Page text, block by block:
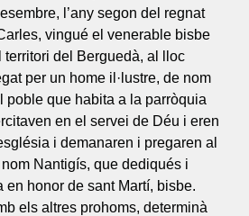
l’any segon del regnat
vingué el venerable bisbe
territori del Berguedà, al lloc
per un home il·lustre, de nom
poble que habita a la parròquia
en el servei de Déu i eren
i demanaren i pregaren al
Nantigís, que dediqués i
en honor de sant Martí, bisbe.
els altres prohoms, determinà